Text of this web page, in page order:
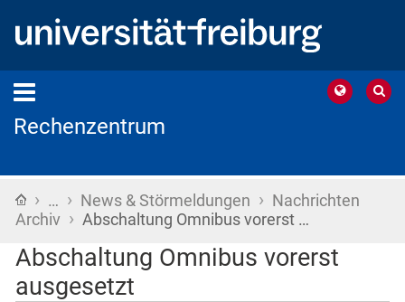
Rechenzentrum
Startseite
› … › News & Störmeldungen › Nachrichten
Archiv › Abschaltung Omnibus vorerst …
Abschaltung Omnibus vorerst
ausgesetzt